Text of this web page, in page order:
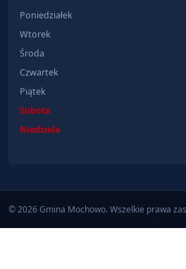
Poniedziałek
Wtorek
Środa
Czwartek
Piątek
Sobota
Niedziela
© 2026 Gmina Mochowo. Wszelkie prawa